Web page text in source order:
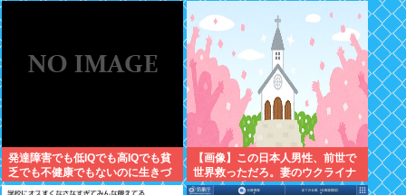
発達障害でも低IQでも高IQでも貧
乏でも不健康でもないのに生きづ
らい奴www
【画像】この日本人男性、前世で
世界救っただろ。妻のウクライナ
女性が可愛すぎる件